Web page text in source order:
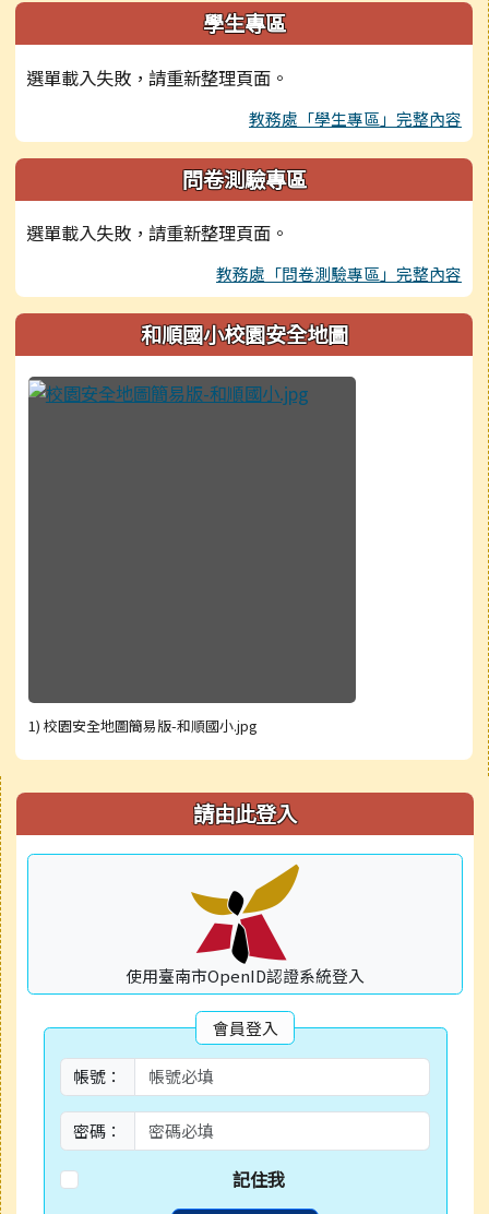
學生專區
選單載入失敗，請重新整理頁面。
教務處「學生專區」完整內容
問卷測驗專區
選單載入失敗，請重新整理頁面。
教務處「問卷測驗專區」完整內容
和順國小校園安全地圖
1) 校園安全地圖簡易版-和順國小.jpg
右邊區域內容 請由此登入
使用臺南市OpenID認證系統登入
會員登入
帳號：
密碼：
記住我